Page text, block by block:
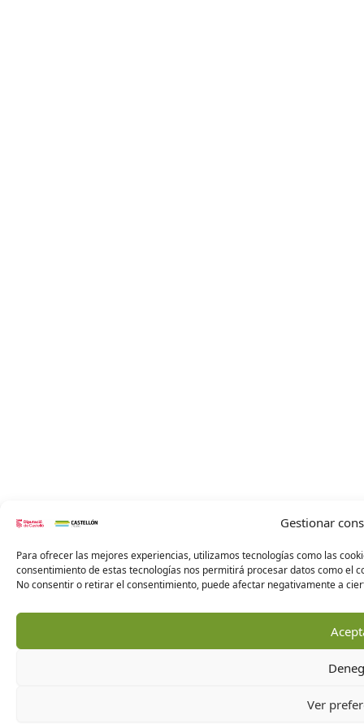
Gestionar
Para ofrecer las mejores experiencias, utilizamos tecnologías como las
consentimiento de estas tecnologías nos permitirá procesar datos como el
No consentir o retirar el consentimiento, puede afectar negativamente a
Ver